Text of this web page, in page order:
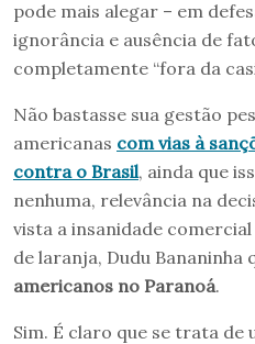
pode mais alegar – em
ignorância e ausência de
completamente “fora da
Não bastasse sua gestão
americanas com vias à
contra o Brasil, ainda que
nenhuma, relevância na
vista a insanidade
de laranja, Dudu Bananinha
americanos no Paranoá.
Sim. É claro que se trata de